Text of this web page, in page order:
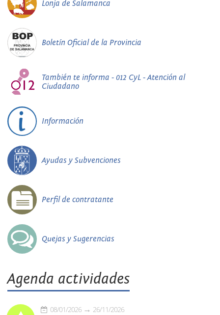
Lonja de Salamanca
Boletín Oficial de la Provincia
También te informa - 012 CyL - Atención al
Ciudadano
Información
Ayudas y Subvenciones
Perfil de contratante
Quejas y Sugerencias
Agenda actividades
08/01/2026 26/11/2026